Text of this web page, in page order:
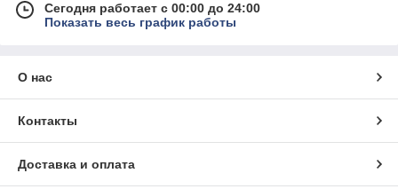
Сегодня работает с 00:00 до 24:00
Показать весь график работы
О нас
Контакты
Доставка и оплата